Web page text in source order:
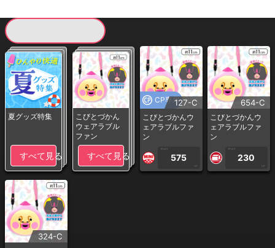
夏グッズ特集
すべて見る
こびとづかん
ウェアラブル
ファン
すべて見る
CP専用127-C
こびとづかんウ
ェアラブルファ
ン
1PLAY
575
CP
654-C
こびとづかんウ
ェアラブルファ
ン
1PLAY
230
CP
324-C